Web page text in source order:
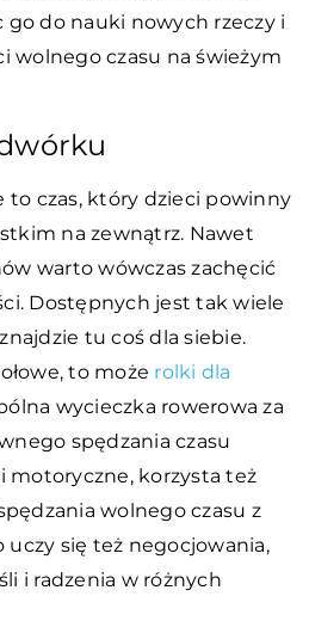
go do nauki nowych rzeczy i
wolnego czasu na świeżym
to czas, który dzieci powinny
na zewnątrz. Nawet
warto wówczas zachęcić
Dostępnych jest tak wiele
tu coś dla siebie.
to może rolki dla
wycieczka rowerowa za
spędzania czasu
motoryczne, korzysta też
wolnego czasu z
się też negocjowania,
i radzenia w różnych